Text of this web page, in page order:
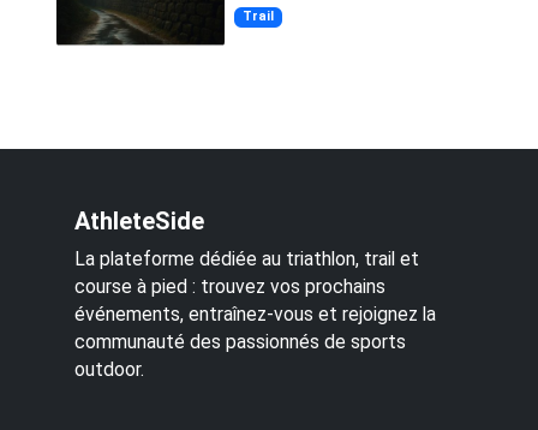
Trail
AthleteSide
La plateforme dédiée au triathlon, trail et
course à pied : trouvez vos prochains
événements, entraînez-vous et rejoignez la
communauté des passionnés de sports
outdoor.